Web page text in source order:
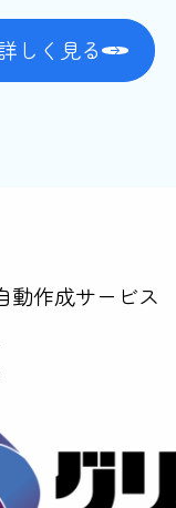
しく見る
動作成サービス